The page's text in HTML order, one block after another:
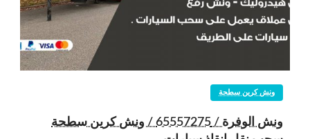
ونش كرين سطحة
ونش الوفرة / 65557275 / ونش كرين سطحة